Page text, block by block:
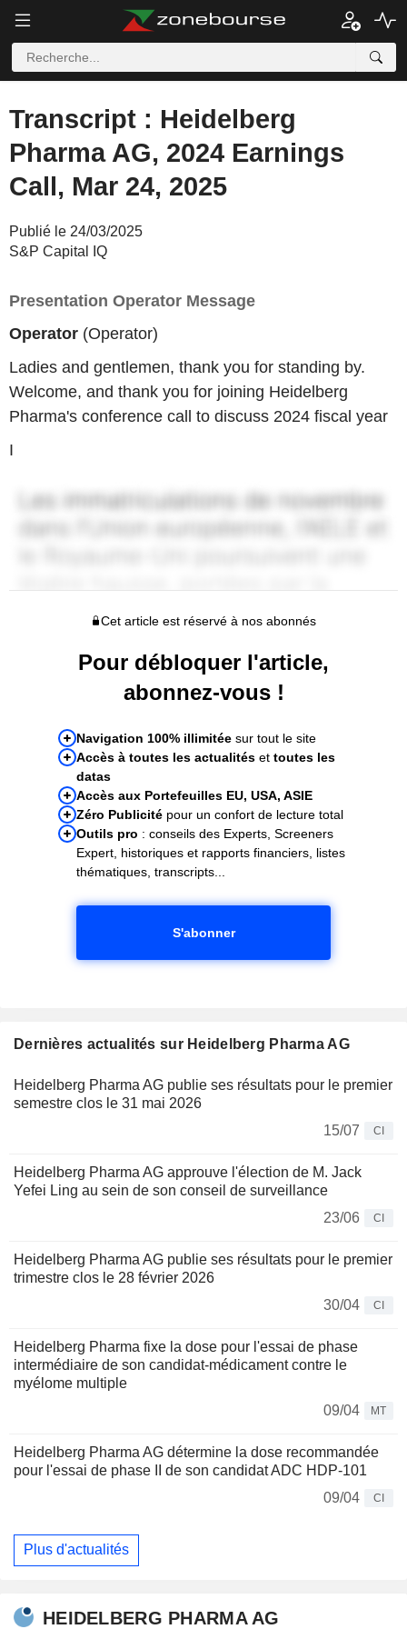
Transcript : Heidelberg
Pharma AG, 2024 Earnings
Call, Mar 24, 2025
Publié le 24/03/2025
S&P Capital IQ
Presentation Operator Message
Operator (Operator)
Ladies and gentlemen, thank you for standing by.
Welcome, and thank you for joining Heidelberg
Pharma's conference call to discuss 2024 fiscal year
I
Cet article est réservé à nos abonnés
Pour débloquer l'article,
abonnez-vous !
Navigation 100% illimitée sur tout le site
Accès à toutes les actualités et toutes les
datas
Accès aux Portefeuilles EU, USA, ASIE
Zéro Publicité pour un confort de lecture total
Outils pro : conseils des Experts, Screeners
Expert, historiques et rapports financiers, listes
thématiques, transcripts...
S'abonner
Dernières actualités sur Heidelberg Pharma AG
Heidelberg Pharma AG publie ses résultats pour le premier
semestre clos le 31 mai 2026
15/07
CI
Heidelberg Pharma AG approuve l'élection de M. Jack
Yefei Ling au sein de son conseil de surveillance
23/06
CI
Heidelberg Pharma AG publie ses résultats pour le premier
trimestre clos le 28 février 2026
30/04
CI
Heidelberg Pharma fixe la dose pour l'essai de phase
intermédiaire de son candidat-médicament contre le
myélome multiple
09/04
MT
Heidelberg Pharma AG détermine la dose recommandée
pour l'essai de phase II de son candidat ADC HDP-101
09/04
CI
Plus d'actualités
HEIDELBERG PHARMA AG